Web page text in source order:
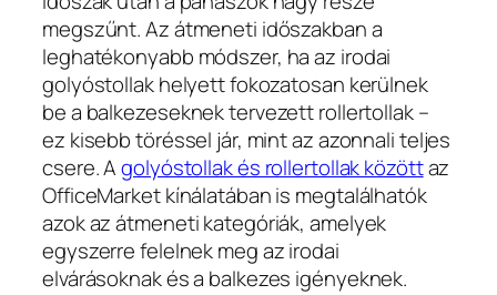
megszűnt. Az átmeneti időszakban a
leghatékonyabb módszer, ha az irodai
golyóstollak helyett fokozatosan kerülnek
be a balkezeseknek tervezett rollertollak –
ez kisebb töréssel jár, mint az azonnali teljes
csere. Agolyóstollak és rollertollak közöttaz
OfficeMarket kínálatában is megtalálhatók
azok az átmeneti kategóriák, amelyek
egyszerre felelnek meg az irodai
elvárásoknak és a balkezes igényeknek.